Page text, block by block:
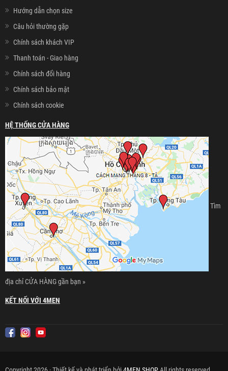
Hướng dẫn chọn size
Câu hỏi thường gặp
Chính sách khách VIP
Thanh toán - Giao hàng
Chính sách đổi hàng
Chính sách bảo mật
Chính sách cookie
HỆ THỐNG CỬA HÀNG
Tìm
địa chỉ CỬA HÀNG gần bạn »
KẾT NỐI VỚI 4MEN